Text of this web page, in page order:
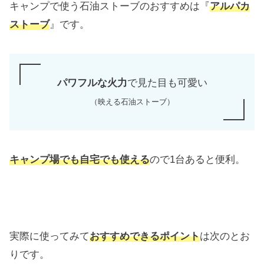
キャンプで使う石油ストーブのおすすめは『アルパカ
ストーブ』です。
パワフルな火力で見た目も可愛い
（映える石油ストーブ）
キャンプ場でも自宅でも使えるので1台あると便利。
実際に使ってみておすすめできるポイントは次のとお
りです。